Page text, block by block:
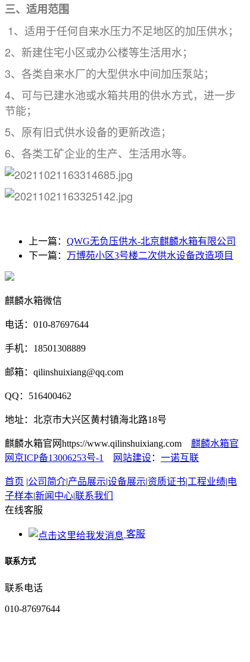
三、适用范围
1、适用于任何自来水压力不足地区的加压供水；
2、新建住宅小区或办公楼等生活用水；
3、各类自来水厂的大型供水中间加压泵站；
4、可与已建水池或水箱共用的供水方式，进一步
节能；
5、原有旧式供水设备的更新改造；
6、各类工矿企业的生产、生活用水等。
上一篇： QWG无负压供水-北京麒麟水箱有限公司
下一篇： 万博苑小区3号楼二次供水设备改造项目
麒麟水箱微信
电话：010-87697644
手机：18501308889
邮箱：qilinshuixiang@qq.com
QQ：516400462
地址：北京市大兴区黄村镇海北路18号
麒麟水箱官网https://www.qilinshuixiang.com 麒麟水箱官
网京ICP备13006253号-1
网站建设： 一诺互联
首页 |公司简介|产品展示|设备展示|资质证书|工程业绩|电
子样本|新闻中心|联系我们
在线客服
客服
联系方式
联系电话
010-87697644